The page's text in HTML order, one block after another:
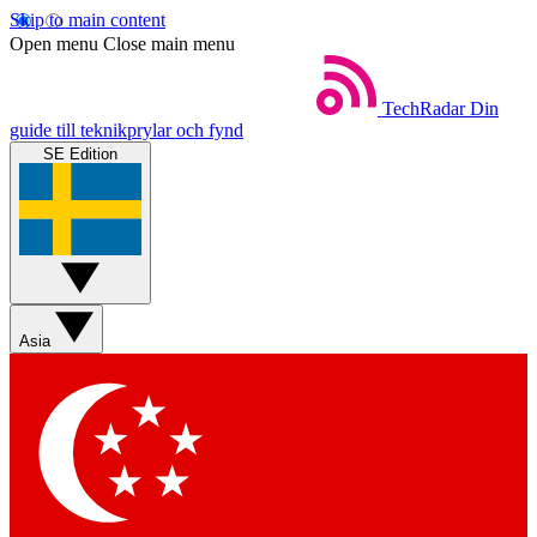
Skip to main content
Open menu Close main menu
TechRadar Din
guide till teknikprylar och fynd
SE Edition
Asia